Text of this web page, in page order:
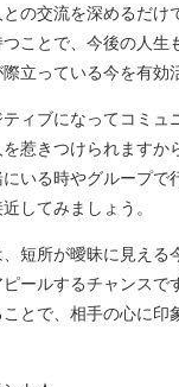
の交流を深めるだけ
ことで、今後の人生
立っている今を有効
ィブになってコミュ
惹きつけられますか
いる時やグループで
してみましょう。
短所が曖昧に見える
ールするチャンスで
とで、相手の心に印